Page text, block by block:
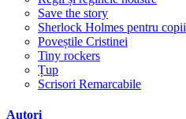
Save the story
Sherlock Holmes pentru copii
Poveștile Cristinei
Tiny rockers
Țup
Scrisori Remarcabile
Autori